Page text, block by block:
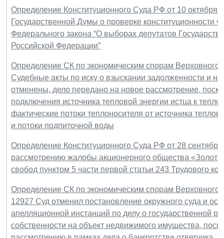
Определение Конституционного Суда РФ от 10 октября
Государственной Думы о проверке конституционности
Федерального закона “О выборах депутатов
Российской Федерации”
Определение СК по экономическим спорам
Судебные акты по иску о взыскании задолженности и
отменены, дело передано на новое рассмотрение,
подключения источника тепловой энергии истца к
фактические потоки теплоносителя от источника
и потоки подпиточной воды
Определение Конституционного Суда РФ от 28
рассмотрению жалобы акционерного общества
свобод пунктом 5 части первой статьи 243 Трудового
Определение СК по экономическим спорам Верховного
12927 Суд отменил постановление окружного суда и
апелляционной инстанций по делу о государственной
собственности на объект недвижимого имущества,